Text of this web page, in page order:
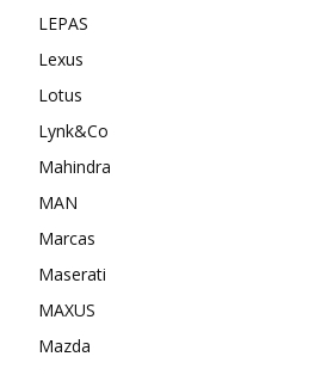
LEPAS
Lexus
Lotus
Lynk&Co
Mahindra
MAN
Marcas
Maserati
MAXUS
Mazda